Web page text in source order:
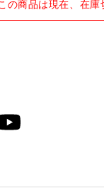
の商品は現在、在庫